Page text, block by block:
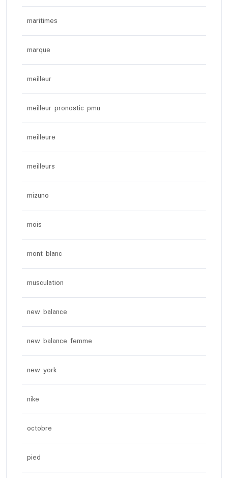
maritimes
marque
meilleur
meilleur pronostic pmu
meilleure
meilleurs
mizuno
mois
mont blanc
musculation
new balance
new balance femme
new york
nike
octobre
pied